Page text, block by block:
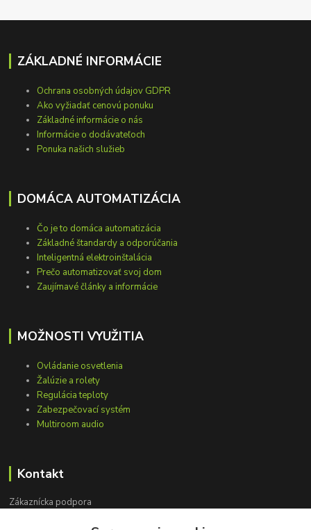
ZÁKLADNÉ INFORMÁCIE
Ochrana osobných údajov GDPR
Ako vyžiadať cenovú ponuku
Základné informácie o nás
Informácie o dodávateľoch
Ponuka našich služieb
DOMÁCA AUTOMATIZÁCIA
Čo je to domáca automatizácia
Základné štandardy a odporúčania
Inteligentná elektroinštalácia
Prečo automatizovať svoj dom
Zaujímavé články a informácie
MOŽNOSTI VYUŽITIA
Ovládanie osvetlenia
Žalúzie a rolety
Regulácia teploty
Zabezpečovací systém
Multiroom audio
Kontakt
Zákaznícka podpora